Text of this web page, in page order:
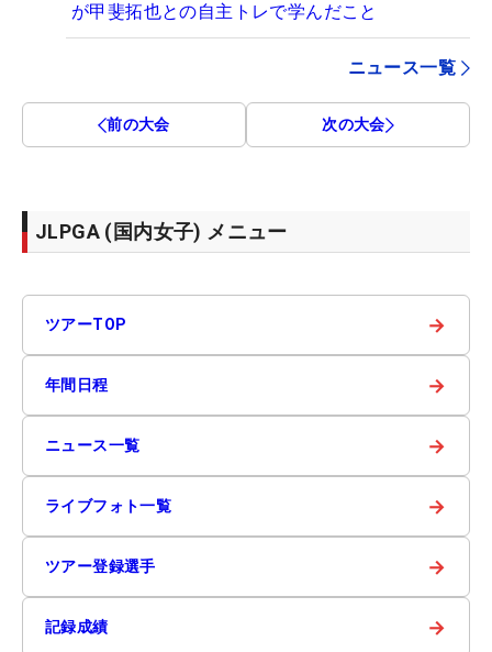
が甲斐拓也との自主トレで学んだこと
ニュース一覧
前の大会 次の大会
JLPGA (国内女子) メニュー
ツアーTOP →
年間日程 →
ニュース一覧 →
ライブフォト一覧 →
ツアー登録選手 →
記録成績 →